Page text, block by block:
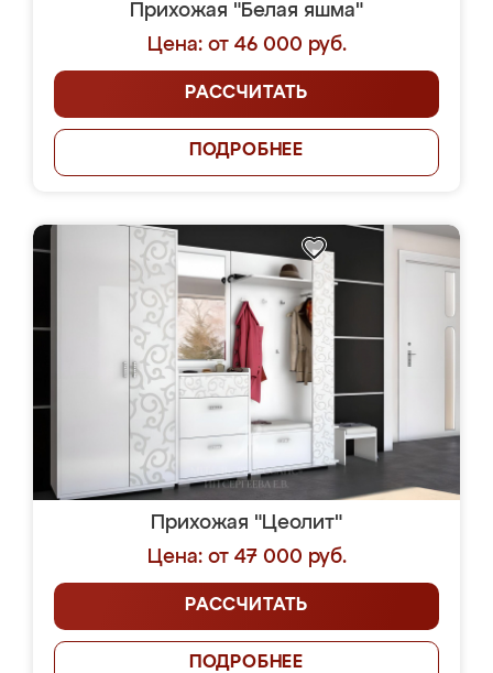
Прихожая "Белая яшма"
Цена: от 46 000 руб.
РАССЧИТАТЬ
ПОДРОБНЕЕ
Прихожая "Цеолит"
Цена: от 47 000 руб.
РАССЧИТАТЬ
ПОДРОБНЕЕ